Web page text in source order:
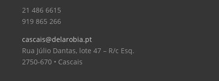
21 486 6615
919 865 266
cascais@delarobia.pt
Rua Júlio Dantas, lote 47 – R/c Esq.
2750-670 • Cascais